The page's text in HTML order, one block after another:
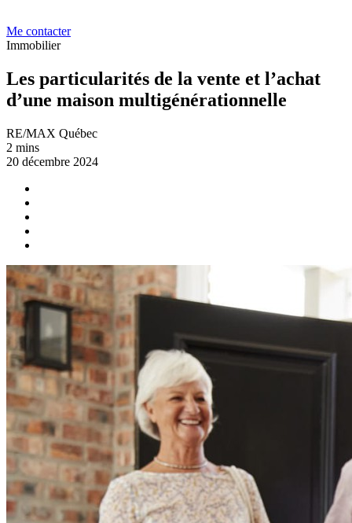
Me contacter
Immobilier
Les particularités de la vente et l’achat
d’une maison multigénérationnelle
RE/MAX Québec
2 mins
20 décembre 2024